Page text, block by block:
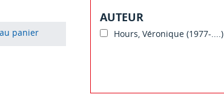
panier
AUTEUR
Hours, Véronique (1977-....)